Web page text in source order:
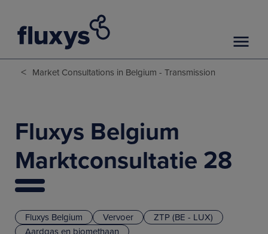
< Market Consultations in Belgium - Transmission
Fluxys Belgium Vervoer
ZTP (BE - LUX)
Aardgas en biomethaan
Fluxys Belgium
Marktconsultatie 28